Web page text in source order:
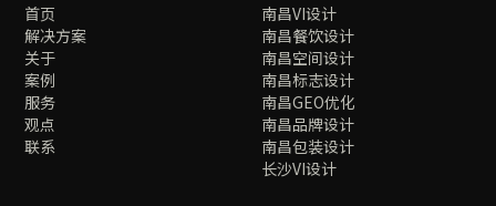
首页
解决方案
关于
案例
服务
观点
联系
南昌VI设计
南昌餐饮设计
南昌空间设计
南昌标志设计
南昌GEO优化
南昌品牌设计
南昌包装设计
长沙VI设计